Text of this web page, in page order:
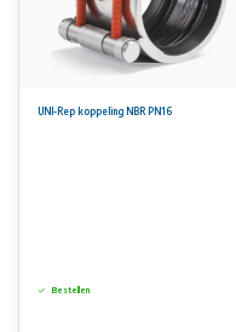
UNI-Rep koppeling NBR PN16
Bestellen